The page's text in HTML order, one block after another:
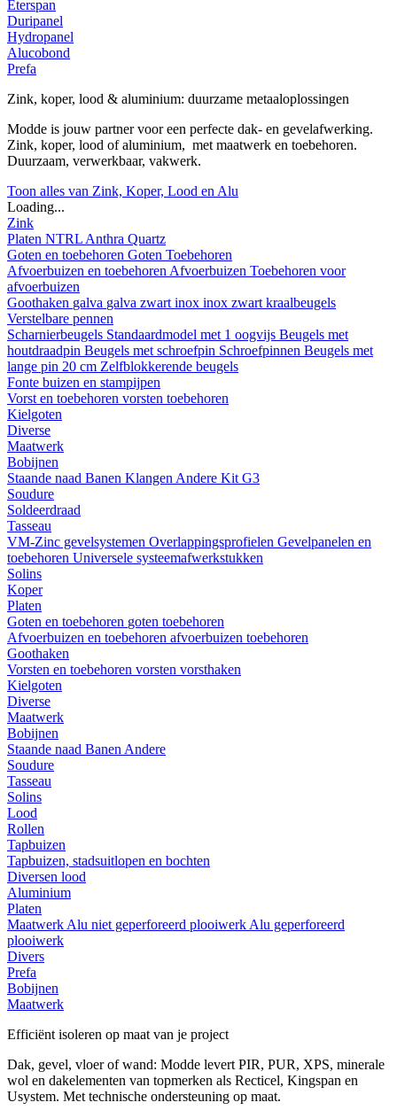
Eterspan
Duripanel
Hydropanel
Alucobond
Prefa
Zink, koper, lood & aluminium: duurzame metaaloplossingen
Modde is jouw partner voor een perfecte dak- en gevelafwerking.
Zink, koper, lood of aluminium, met maatwerk en toebehoren.
Duurzaam, verwerkbaar, vakwerk.
Toon alles van Zink, Koper, Lood en Alu
Loading...
Zink
Platen NTRL Anthra Quartz
Goten en toebehoren Goten Toebehoren
Afvoerbuizen en toebehoren Afvoerbuizen Toebehoren voor
afvoerbuizen
Goothaken galva galva zwart inox inox zwart kraalbeugels
Verstelbare pennen
Scharnierbeugels Standaardmodel met 1 oogvijs Beugels met
houtdraadpin Beugels met schroefpin Schroefpinnen Beugels met
lange pin 20 cm Zelfblokkerende beugels
Fonte buizen en stampijpen
Vorst en toebehoren vorsten toebehoren
Kielgoten
Diverse
Maatwerk
Bobijnen
Staande naad Banen Klangen Andere Kit G3
Soudure
Soldeerdraad
Tasseau
VM-Zinc gevelsystemen Overlappingsprofielen Gevelpanelen en
toebehoren Universele systeemafwerkstukken
Solins
Koper
Platen
Goten en toebehoren goten toebehoren
Afvoerbuizen en toebehoren afvoerbuizen toebehoren
Goothaken
Vorsten en toebehoren vorsten vorsthaken
Kielgoten
Diverse
Maatwerk
Bobijnen
Staande naad Banen Andere
Soudure
Tasseau
Solins
Lood
Rollen
Tapbuizen
Tapbuizen, stadsuitlopen en bochten
Diversen lood
Aluminium
Platen
Maatwerk Alu niet geperforeerd plooiwerk Alu geperforeerd
plooiwerk
Divers
Prefa
Bobijnen
Maatwerk
Efficiënt isoleren op maat van je project
Dak, gevel, vloer of wand: Modde levert PIR, PUR, XPS, minerale
wol en dakelementen van topmerken als Recticel, Kingspan en
Usystem. Met technische ondersteuning op maat.